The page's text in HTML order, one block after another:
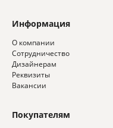
Информация
О компании
Сотрудничество
Дизайнерам
Реквизиты
Вакансии
Покупателям